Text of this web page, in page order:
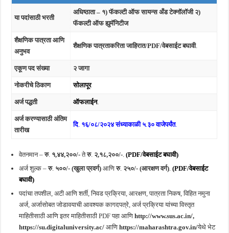
या पदांसाठी भरती
अधिष्ठाता – १) फॅकल्टी ऑफ सायन्स अँड टेक्नॉलॉजी २)
फॅकल्टी ऑफ ह्युमॅनिटीज
शैक्षणिक पात्रता आणि
अनुभव
शैक्षणिक पात्रताकरिता जाहिरात/PDF/वेबसाईट बघावी.
एकूण पद संख्या २ जागा
नोकरीचे ठिकाण सोलापूर
अर्ज पद्धती ऑफलाईन.
अर्ज करण्यासाठी अंतिम
तारीख
दि. १६/०८/२०२४ संध्याकाळी ५.३० वाजेपर्यंत.
वेतनमान –रु. १,४४,२००/-तेरु. २,१८,२००/- .(PDF/वेबसाईट बघावी)
अर्ज शुल्क –रु. ५००/- (खुला प्रवर्ग)आणिरु. २५०/- (आरक्षण वर्ग) .(PDF/वेबसाईट
बघावी)
पदांचा तपशील, अटी आणि शर्ती, निवड प्रक्रिया, आरक्षण, पात्रता निकष, विहित नमुना
अर्ज, अर्जासोबत जोडावयाची आवश्यक कागदपत्रे, अर्ज प्रक्रिया यांच्या विस्तृत
माहितीसाठी आणि इतर माहितीसाठी PDF पहा आणिhttp://www.sus.ac.in/,
https://su.digitaluniversity.ac/आणिhttps://maharashtra.gov.in/येथे भेट